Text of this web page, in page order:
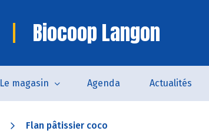
Biocoop Langon
Le magasin Agenda Actualités
Flan pâtissier coco